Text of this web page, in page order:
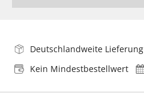
Deutschlandweite Lieferung
Kein Mindestbestellwert